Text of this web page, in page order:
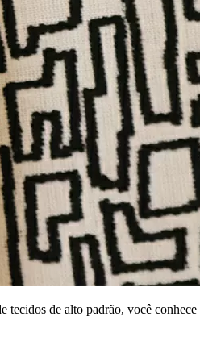
de alto padrão, você